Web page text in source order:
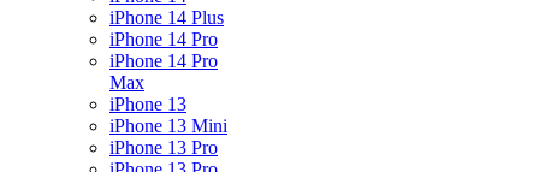
iPhone 14 Plus
iPhone 14 Pro
iPhone 14 Pro
Max
iPhone 13
iPhone 13 Mini
iPhone 13 Pro